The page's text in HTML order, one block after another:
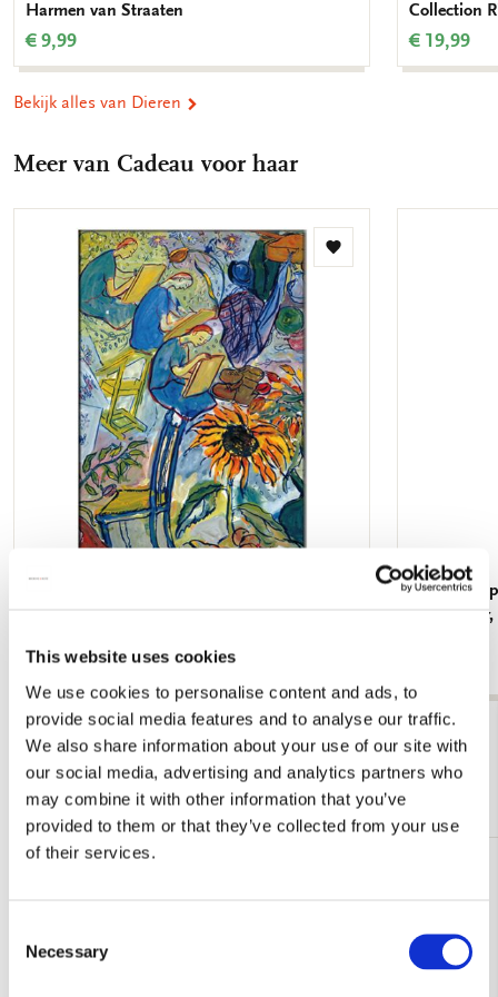
This website uses cookies
We use cookies to personalise content and ads, to
provide social media features and to analyse our traffic.
We also share information about your use of our site with
our social media, advertising and analytics partners who
may combine it with other information that you’ve
provided to them or that they’ve collected from your use
of their services.
Selection
Necessary
Harmen van Straaten
€ 9,99
Collection
€ 19,99
Bekijk alles van Dieren
Meer van Cadeau voor haar
Toevoegen
€ 3,50
Jan
Bekijk alles van Cadeau voor haar
Meer van Teylers Museum